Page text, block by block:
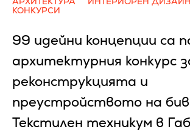
КОНКУРСИ
99 идейни концепции са
архитектурния конкурс
реконструкцията и
преустройството на
Текстилен техникум в